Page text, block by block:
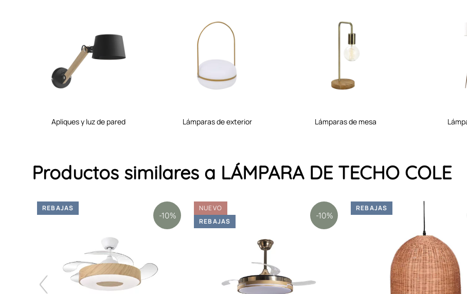
apliques y luz de pared lámparas de exterior lámparas de mesa
Productos similares a LÁMPARA DE TECHO COLE
-10%
REBAJAS NUEVO
-10%
REBAJAS
REBAJAS